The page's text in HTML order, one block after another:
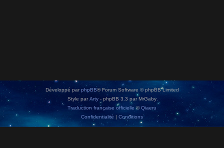
Développé par phpBB® Forum Software © phpBB Limited
Style parArty - phpBB 3.3 par MrGaby
Traduction française officielle ©Qiaeru
Confidentialité | Conditions